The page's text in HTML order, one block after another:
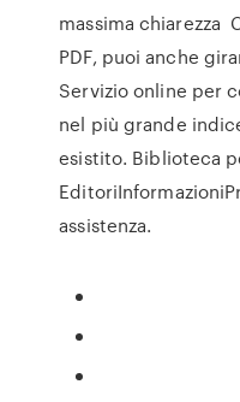
massima chiarezza
PDF, puoi anche
Servizio online per
nel più grande
esistito. Biblioteca
assistenza.